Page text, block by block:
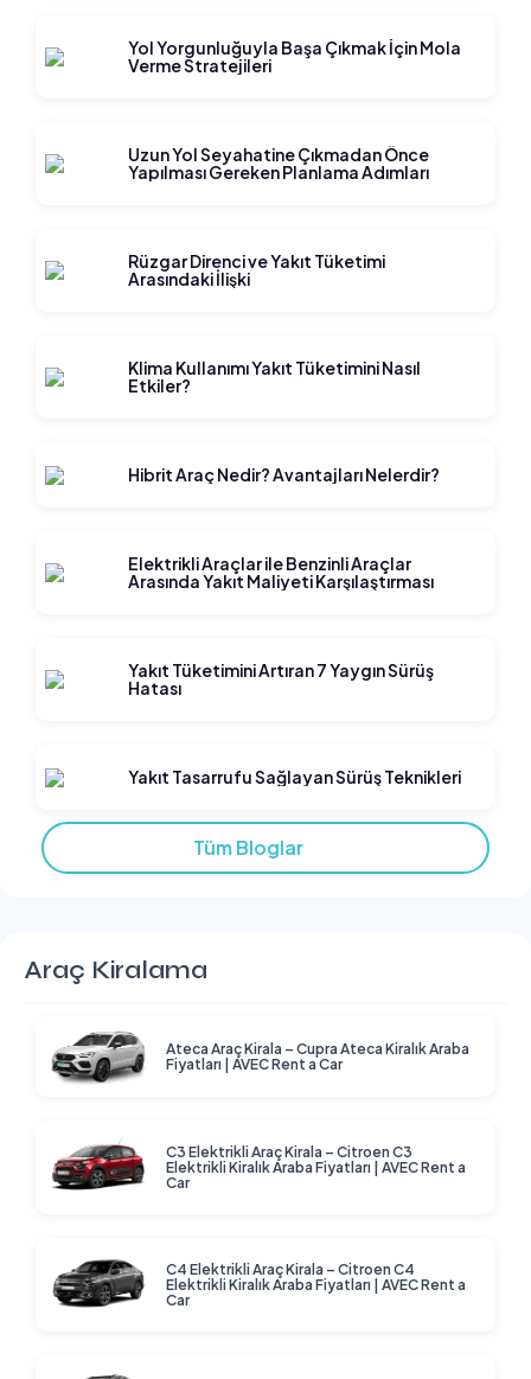
Yol Yorgunluğuyla Başa Çıkmak İçin Mola
Verme Stratejileri
Uzun Yol Seyahatine Çıkmadan Önce
Yapılması Gereken Planlama Adımları
Rüzgar Direnci ve Yakıt Tüketimi
Arasındaki İlişki
Klima Kullanımı Yakıt Tüketimini Nasıl
Etkiler?
Hibrit Araç Nedir? Avantajları Nelerdir?
Elektrikli Araçlar ile Benzinli Araçlar
Arasında Yakıt Maliyeti Karşılaştırması
Yakıt Tüketimini Artıran 7 Yaygın Sürüş
Hatası
Yakıt Tasarrufu Sağlayan Sürüş Teknikleri
Tüm Bloglar
Araç Kiralama
Ateca Araç Kirala – Cupra Ateca Kiralık Araba
Fiyatları | AVEC Rent a Car
C3 Elektrikli Araç Kirala – Citroen C3
Elektrikli Kiralık Araba Fiyatları | AVEC Rent a
Car
C4 Elektrikli Araç Kirala – Citroen C4
Elektrikli Kiralık Araba Fiyatları | AVEC Rent a
Car